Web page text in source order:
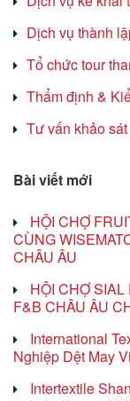
Dịch vụ thành
Tổ chức tour
Thẩm định &
Tư vấn khảo
Bài viết mới
HỘI CHỢ
CÙNG
CHÂU ÂU
HỘI CHỢ
F&B CHÂU ÂU
International
Nghiệp Dệt May
Intertextile